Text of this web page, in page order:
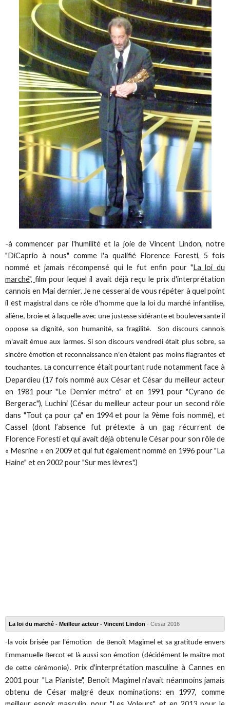
-à commencer par l'humilité et la joie de Vincent Lindon, notre
"DiCaprio à nous" comme l'a qualifié Florence Foresti, 5 fois
nommé et jamais récompensé qui le fut enfin pour "La loi du
marché",film pour lequel il avait déjà reçu le prix d'interprétation
cannois en Mai dernier. Je ne cesserai de vous répéter à quel point
il estmagistral dans ce rôle d'homme que la loi du marché infantilise,
aliène, broie et à laquelle avec une justesse sidérante et bouleversante il
oppose sa dignité, son humanité, sa fragilité. Son discours cannois
m'avait émue aux larmes. Si son discours vendredi était plus sobre, sa
sincère émotion et reconnaissance n'en étaient pas moins flagrantes et
touchantes. La concurrence était pourtant rude notamment face à
Depardieu (17 fois nommé aux César et César du meilleur acteur
en 1981 pour "Le Dernier métro" et en 1991 pour "Cyrano de
Bergerac"), Luchini (César du meilleur acteur pour un second rôle
dans "Tout ça pour ça" en 1994 et pour la 9ème fois nommé), et
Cassel (dont l’absence fut prétexte à un gag récurrent de
Florence Foresti et qui avait déjà obtenu le César pour son rôle de
« Mesrine » en 2009 et qui fut également nommé en 1996 pour "La
Haine" et en 2002 pour "Sur mes lèvres".)
La loi du marché - Meilleur acteur - Vincent Lindon - Cesar 2016
-la voix brisée par l'émotion de Benoît Magimel et sa gratitude envers
Emmanuelle Bercot et là aussi son émotion (décidément le maître mot
de cette cérémonie). Prix d'interprétation masculine à Cannes en
2001 pour "La Pianiste", Benoît Magimel n'avait néanmoins jamais
obtenu de César malgré deux nominations: en 1997, comme